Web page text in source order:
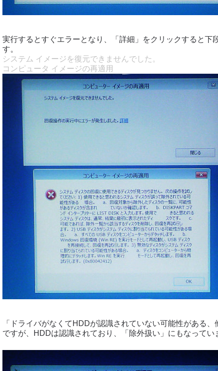
実行するとすぐエラーとなり、「詳細」をクリックすると下
す。
システム イメージを復元できませんでした。
コンピュータ イメージの再適用
「ドライバがなくてHDDが認識されていない可能性がある
ですが、HDDは認識されており、「除外扱い」にもなってい